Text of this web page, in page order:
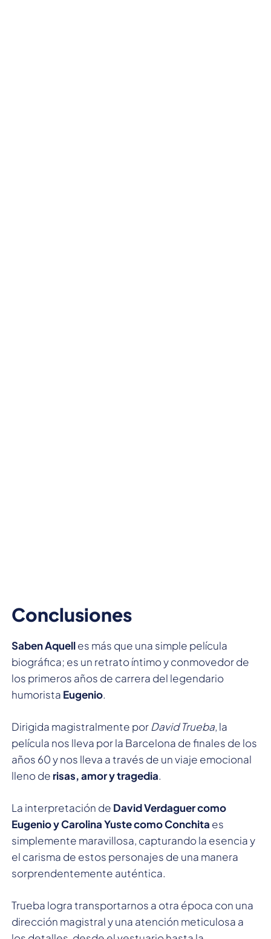
Conclusiones
Saben Aquelles más que una simple película
biográfica; es un retrato íntimo y conmovedor de
los primeros años de carrera del legendario
humorista Eugenio.
Dirigida magistralmente por David Trueba, la
película nos lleva por la Barcelona de finales de los
años 60 y nos lleva a través de un viaje emocional
lleno de risas, amor y tragedia.
La interpretación de David Verdaguer como
Eugenio y Carolina Yuste como Conchita es
simplemente maravillosa, capturando la esencia y
el carisma de estos personajes de una manera
sorprendentemente auténtica.
Trueba logra transportarnos a otra época con una
dirección magistral y una atención meticulosa a